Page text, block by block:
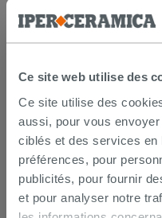
Ce site web utilise des
Ce site utilise des
aussi, pour vous
ciblés et des services en
préférences, pour
publicités, pour fournir
et pour analyser notre
12,90 € /PC